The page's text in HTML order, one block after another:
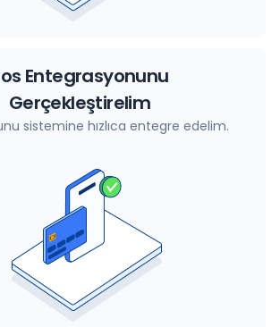
Entegrasyonunu
Gerçekleştirelim
sistemine hızlıca entegre edelim.